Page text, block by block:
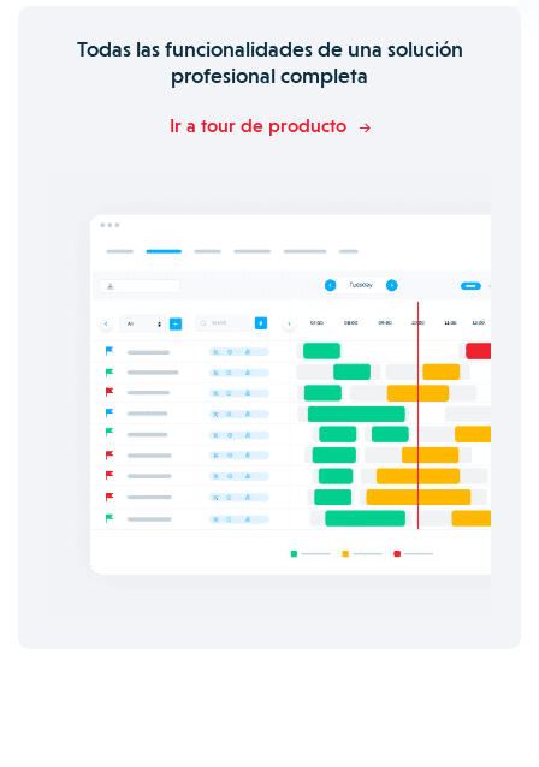
Todas las funcionalidades de una solución
profesional completa
Ir a tour de producto